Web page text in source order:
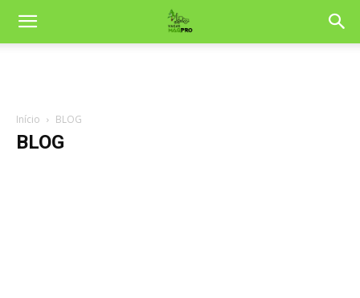
Início BLOG
BLOG